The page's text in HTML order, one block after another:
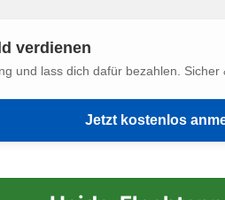
verdienen
und lass dich dafür bezahlen. Sicher
Jetzt kostenlos